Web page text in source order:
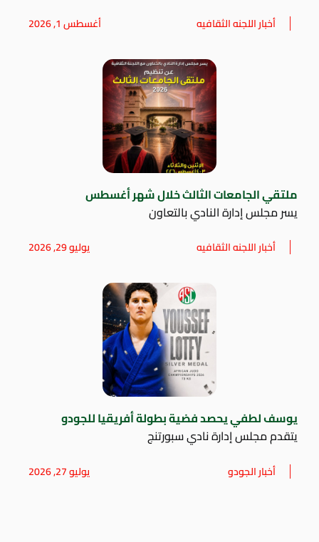
أخبار اللجنه الثقافيه أغسطس 1, 2026
ملتقي الجامعات الثالث خلال شهر أغسطس
يسر مجلس إدارة النادي بالتعاون
أخبار اللجنه الثقافيه يوليو 29, 2026
يوسف لطفي يحصد فضية بطولة أفريقيا للجودو
يتقدم مجلس إدارة نادي سبورتنج
أخبار الجودو يوليو 27, 2026